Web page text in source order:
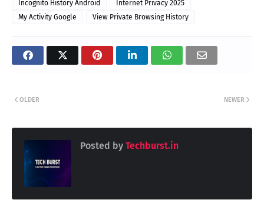
Incognito History Android
Internet Privacy 2025
My Activity Google
View Private Browsing History
NEWER
OLDER
Posted by Techburst.in